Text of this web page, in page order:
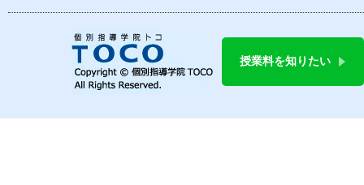
授業料を知りたい